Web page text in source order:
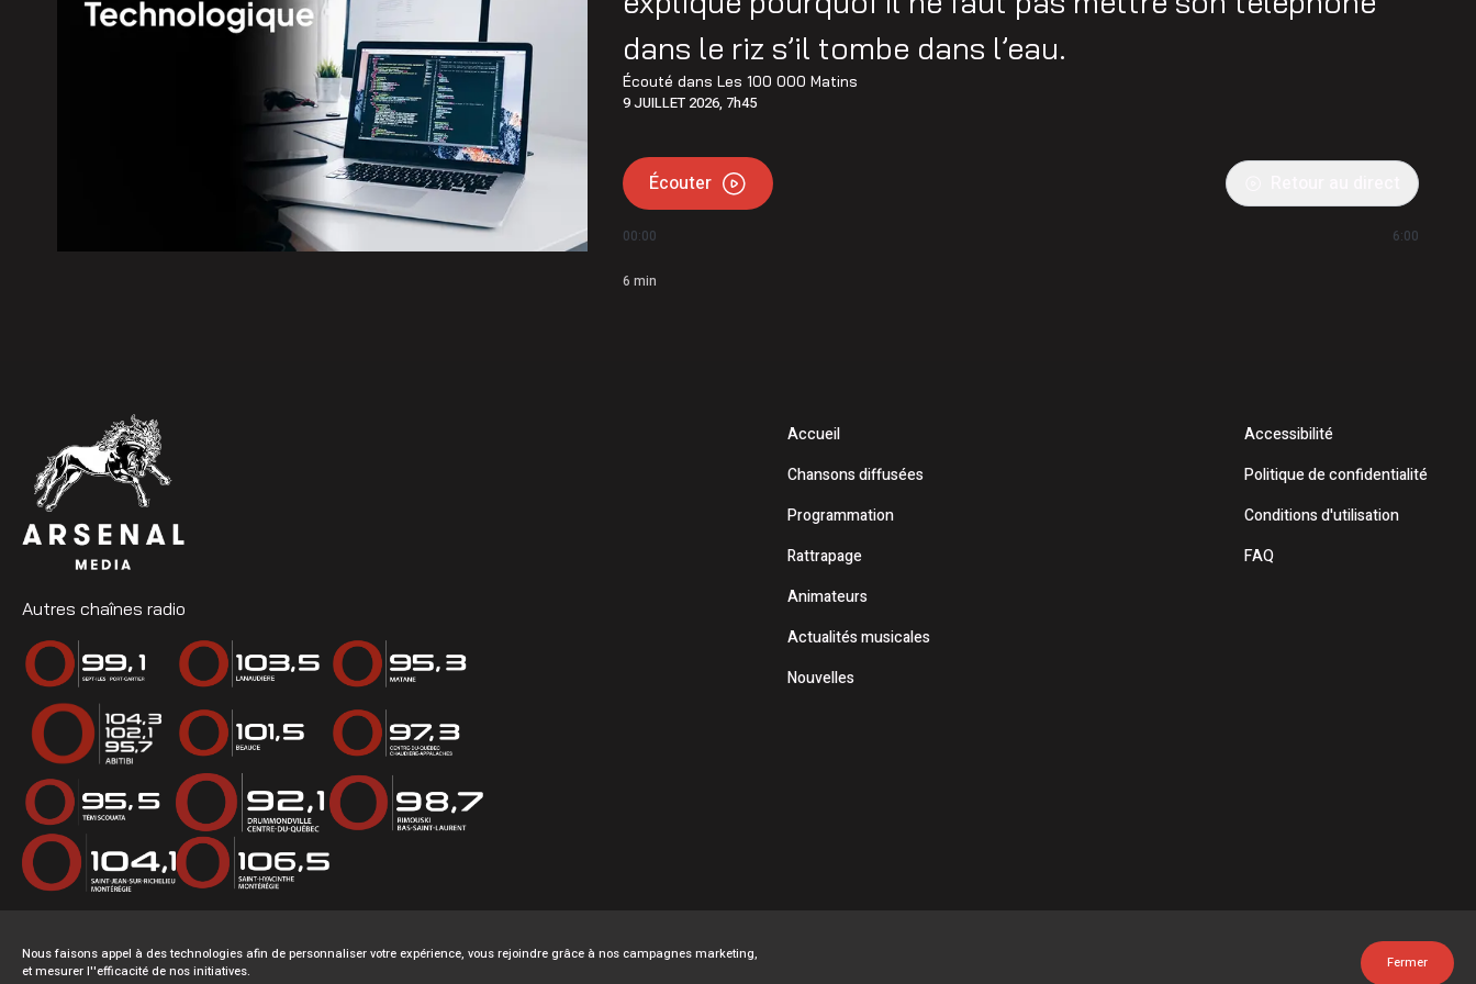
5 août 2026|La situation revient tranquillement à la normale en Haute-Mauricie
Temps d’attente sur la 155 | d’abord une opération de sécurité civile selon le MTQ
dans le riz s’il tombe dans l’eau.
Écouté dansLes 100 000 Matins
9 JUILLET 2026, 7h45
Écouter
00:00 6:00
6 min
Autres chaînes radio
Accueil
Chansons diffusées
Programmation
Rattrapage
Animateurs
Actualités musicales
Nouvelles
Accessibilité
Politique de confidentialité
Conditions d'utilisation
FAQ
Nous faisons appel à des technologies afin de personnaliser votre expérience, vous rejoindre grâce à nos campagnes marketing,
et mesurer l''efficacité de nos initiatives.
Fermer